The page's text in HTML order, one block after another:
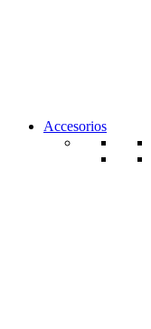
Accesorios